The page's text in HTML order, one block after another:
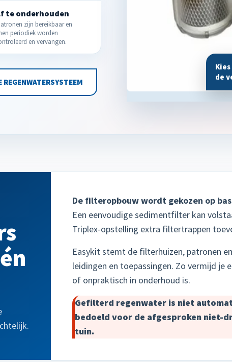
te onderhouden
zijn bereikbaar en
periodiek worden
en vervangen.
REGENWATERSYSTEEM
de
De filteropbouw wordt gekozen op
Een eenvoudige sedimentfilter kan
Triplex-opstelling extra filtertrappen
Easykit stemt de filterhuizen, patronen
leidingen en toepassingen. Zo vermijd
of onpraktisch in onderhoud is.
Gefilterd regenwater is niet
bedoeld voor de afgesproken niet-
tuin.